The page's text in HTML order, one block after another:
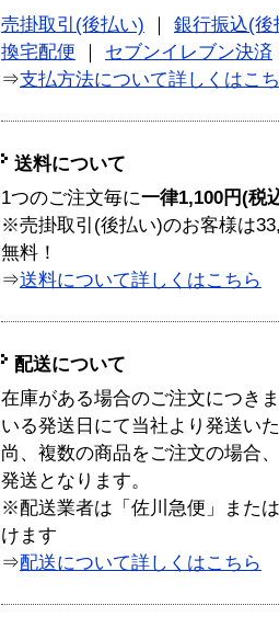
売掛取引(後払い)
銀行振込(後
換宅配便
セブンイレブン決済
⇒支払方法について詳しくはこ
送料について
1つのご注文毎に一律1,100円(税
※売掛取引(後払い)のお客様は
無料！
⇒送料について詳しくはこちら
配送について
在庫がある場合のご注文につき
いる発送日にて当社より発送い
尚、複数の商品をご注文の場合
発送となります。
※配送業者は「佐川急便」また
けます
⇒配送について詳しくはこちら